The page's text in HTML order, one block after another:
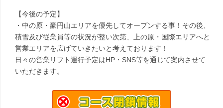
【今後の予定】
・中の原・豪円山エリアを優先してオープンする事！その後、
積雪及び従業員等の状況が整い次第、上の原・国際エリアへと
営業エリアを広げていきたいと考えております！
日々の営業リフト運行予定はHP・SNS等を通じて案内させて
いただきます。